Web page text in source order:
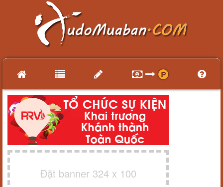
Đặt banner 324 x 100